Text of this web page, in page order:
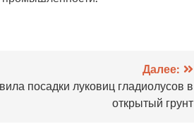
Далее:
посадки луковиц гладиолусов в
открытый грунт